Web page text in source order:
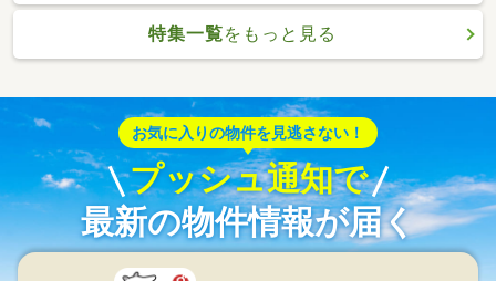
特集一覧をもっと見る
お気に入りの物件を見逃さない！
プッシュ通知で
最新の物件情報が届く